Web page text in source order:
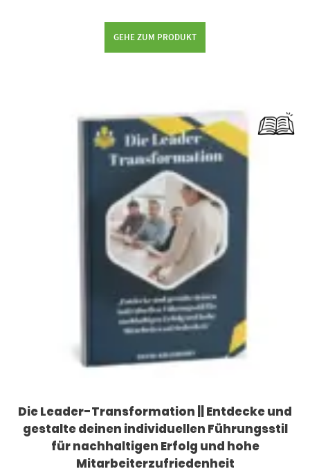
GEHE ZUM PRODUKT
Die Leader-Transformation || Entdecke und
gestalte deinen individuellen Führungsstil
für nachhaltigen Erfolg und hohe
Mitarbeiterzufriedenheit